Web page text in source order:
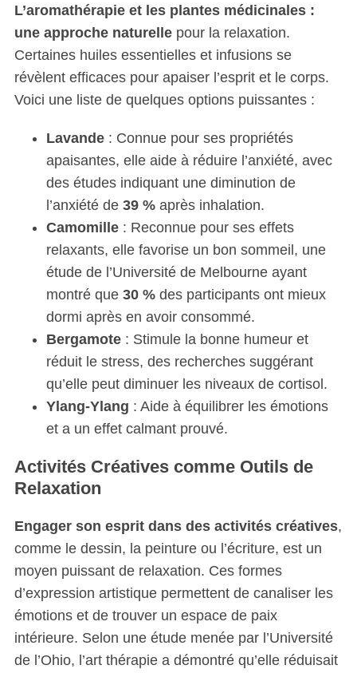
L’aromathérapie et les plantes médicinales :
une approche naturellepour la relaxation.
Certaines huiles essentielles et infusions se
révèlent efficaces pour apaiser l’esprit et le corps.
Voici une liste de quelques options puissantes :
Lavande: Connue pour ses propriétés
apaisantes, elle aide à réduire l’anxiété, avec
des études indiquant une diminution de
l’anxiété de 39 %après inhalation.
Camomille: Reconnue pour ses effets
relaxants, elle favorise un bon sommeil, une
étude de l’Université de Melbourne ayant
montré que 30 %des participants ont mieux
dormi après en avoir consommé.
Bergamote: Stimule la bonne humeur et
réduit le stress, des recherches suggérant
qu’elle peut diminuer les niveaux de cortisol.
Ylang-Ylang : Aide à équilibrer les émotions
et a un effet calmant prouvé.
Activités Créatives comme Outils de
Relaxation
Engager son esprit dans des activités créatives,
comme le dessin, la peinture ou l’écriture, est un
moyen puissant de relaxation. Ces formes
d’expression artistique permettent de canaliser les
émotions et de trouver un espace de paix
intérieure. Selon une étude menée par l’Université
de l’Ohio, l’art thérapie a démontré qu’elle réduisait